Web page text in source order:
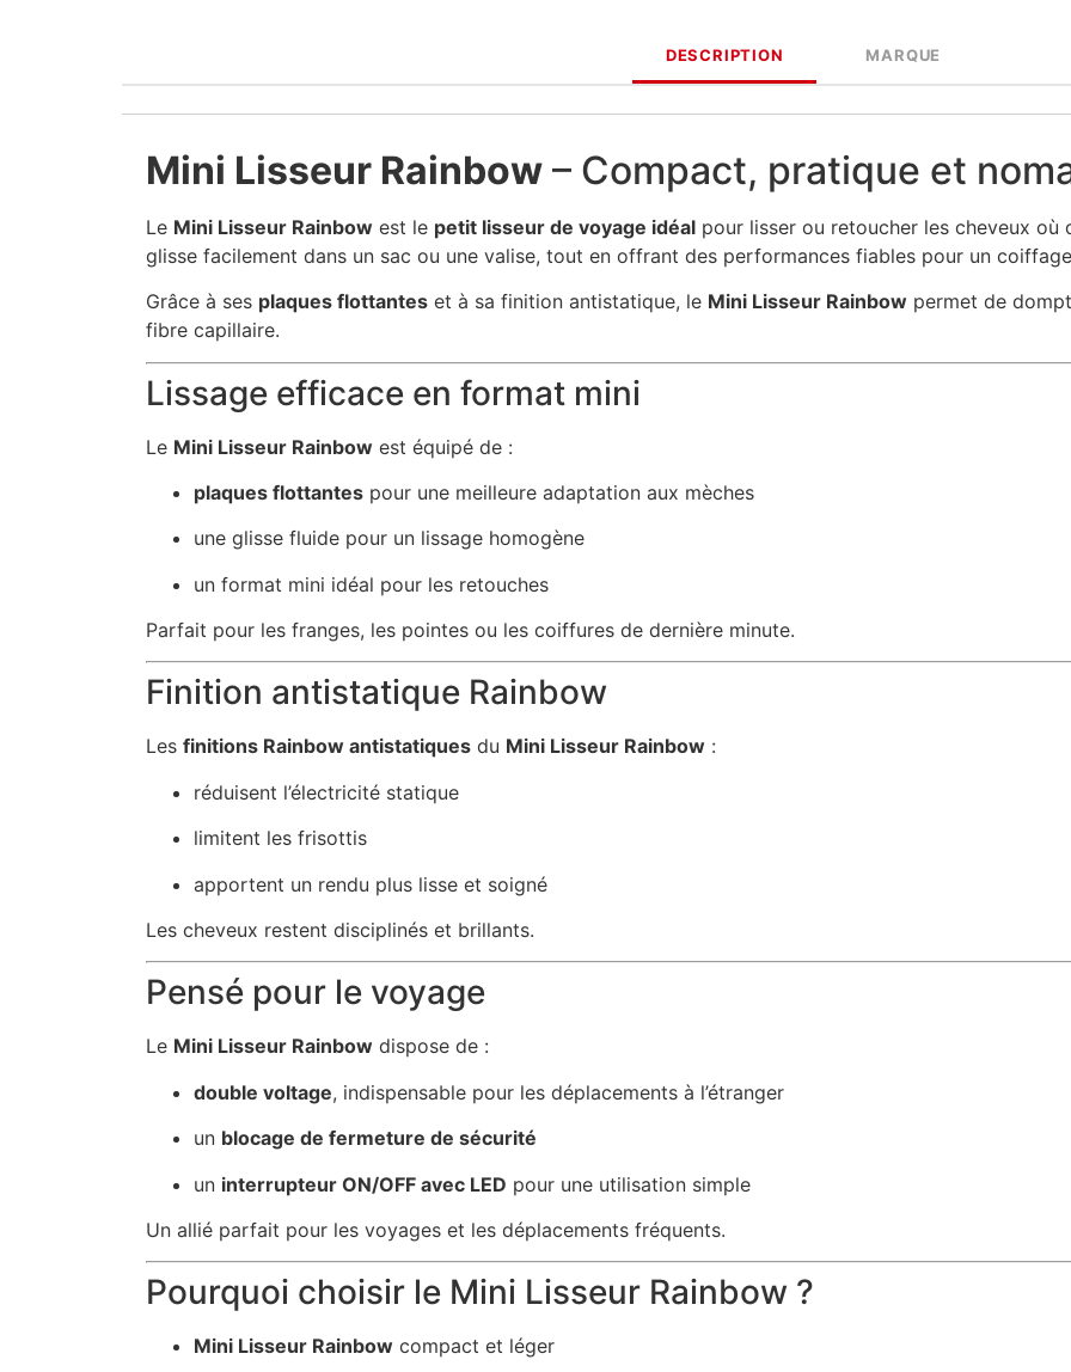
DESCRIPTION MARQUE
Mini Lisseur Rainbow – Compact, pratique et
Le Mini Lisseur Rainbow est le petit lisseur de voyage idéal pour lisser ou retoucher les cheveux
glisse facilement dans un sac ou une valise, tout en offrant des performances fiables pour un
Grâce à ses plaques flottantes et à sa finition antistatique, le Mini Lisseur Rainbow permet de
fibre capillaire.
Lissage efficace en format mini
Le Mini Lisseur Rainbow est équipé de :
plaques flottantes pour une meilleure adaptation aux mèches
une glisse fluide pour un lissage homogène
un format mini idéal pour les retouches
Parfait pour les franges, les pointes ou les coiffures de dernière minute.
Finition antistatique Rainbow
Les finitions Rainbow antistatiques du Mini Lisseur Rainbow :
réduisent l’électricité statique
limitent les frisottis
apportent un rendu plus lisse et soigné
Les cheveux restent disciplinés et brillants.
Pensé pour le voyage
Le Mini Lisseur Rainbow dispose de :
double voltage, indispensable pour les déplacements à l’étranger
un blocage de fermeture de sécurité
un interrupteur ON/OFF avec LED pour une utilisation simple
Un allié parfait pour les voyages et les déplacements fréquents.
Pourquoi choisir le Mini Lisseur Rainbow ?
Mini Lisseur Rainbow compact et léger